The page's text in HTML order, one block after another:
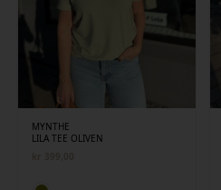
MYNTHE
LILA TEE OLIVEN